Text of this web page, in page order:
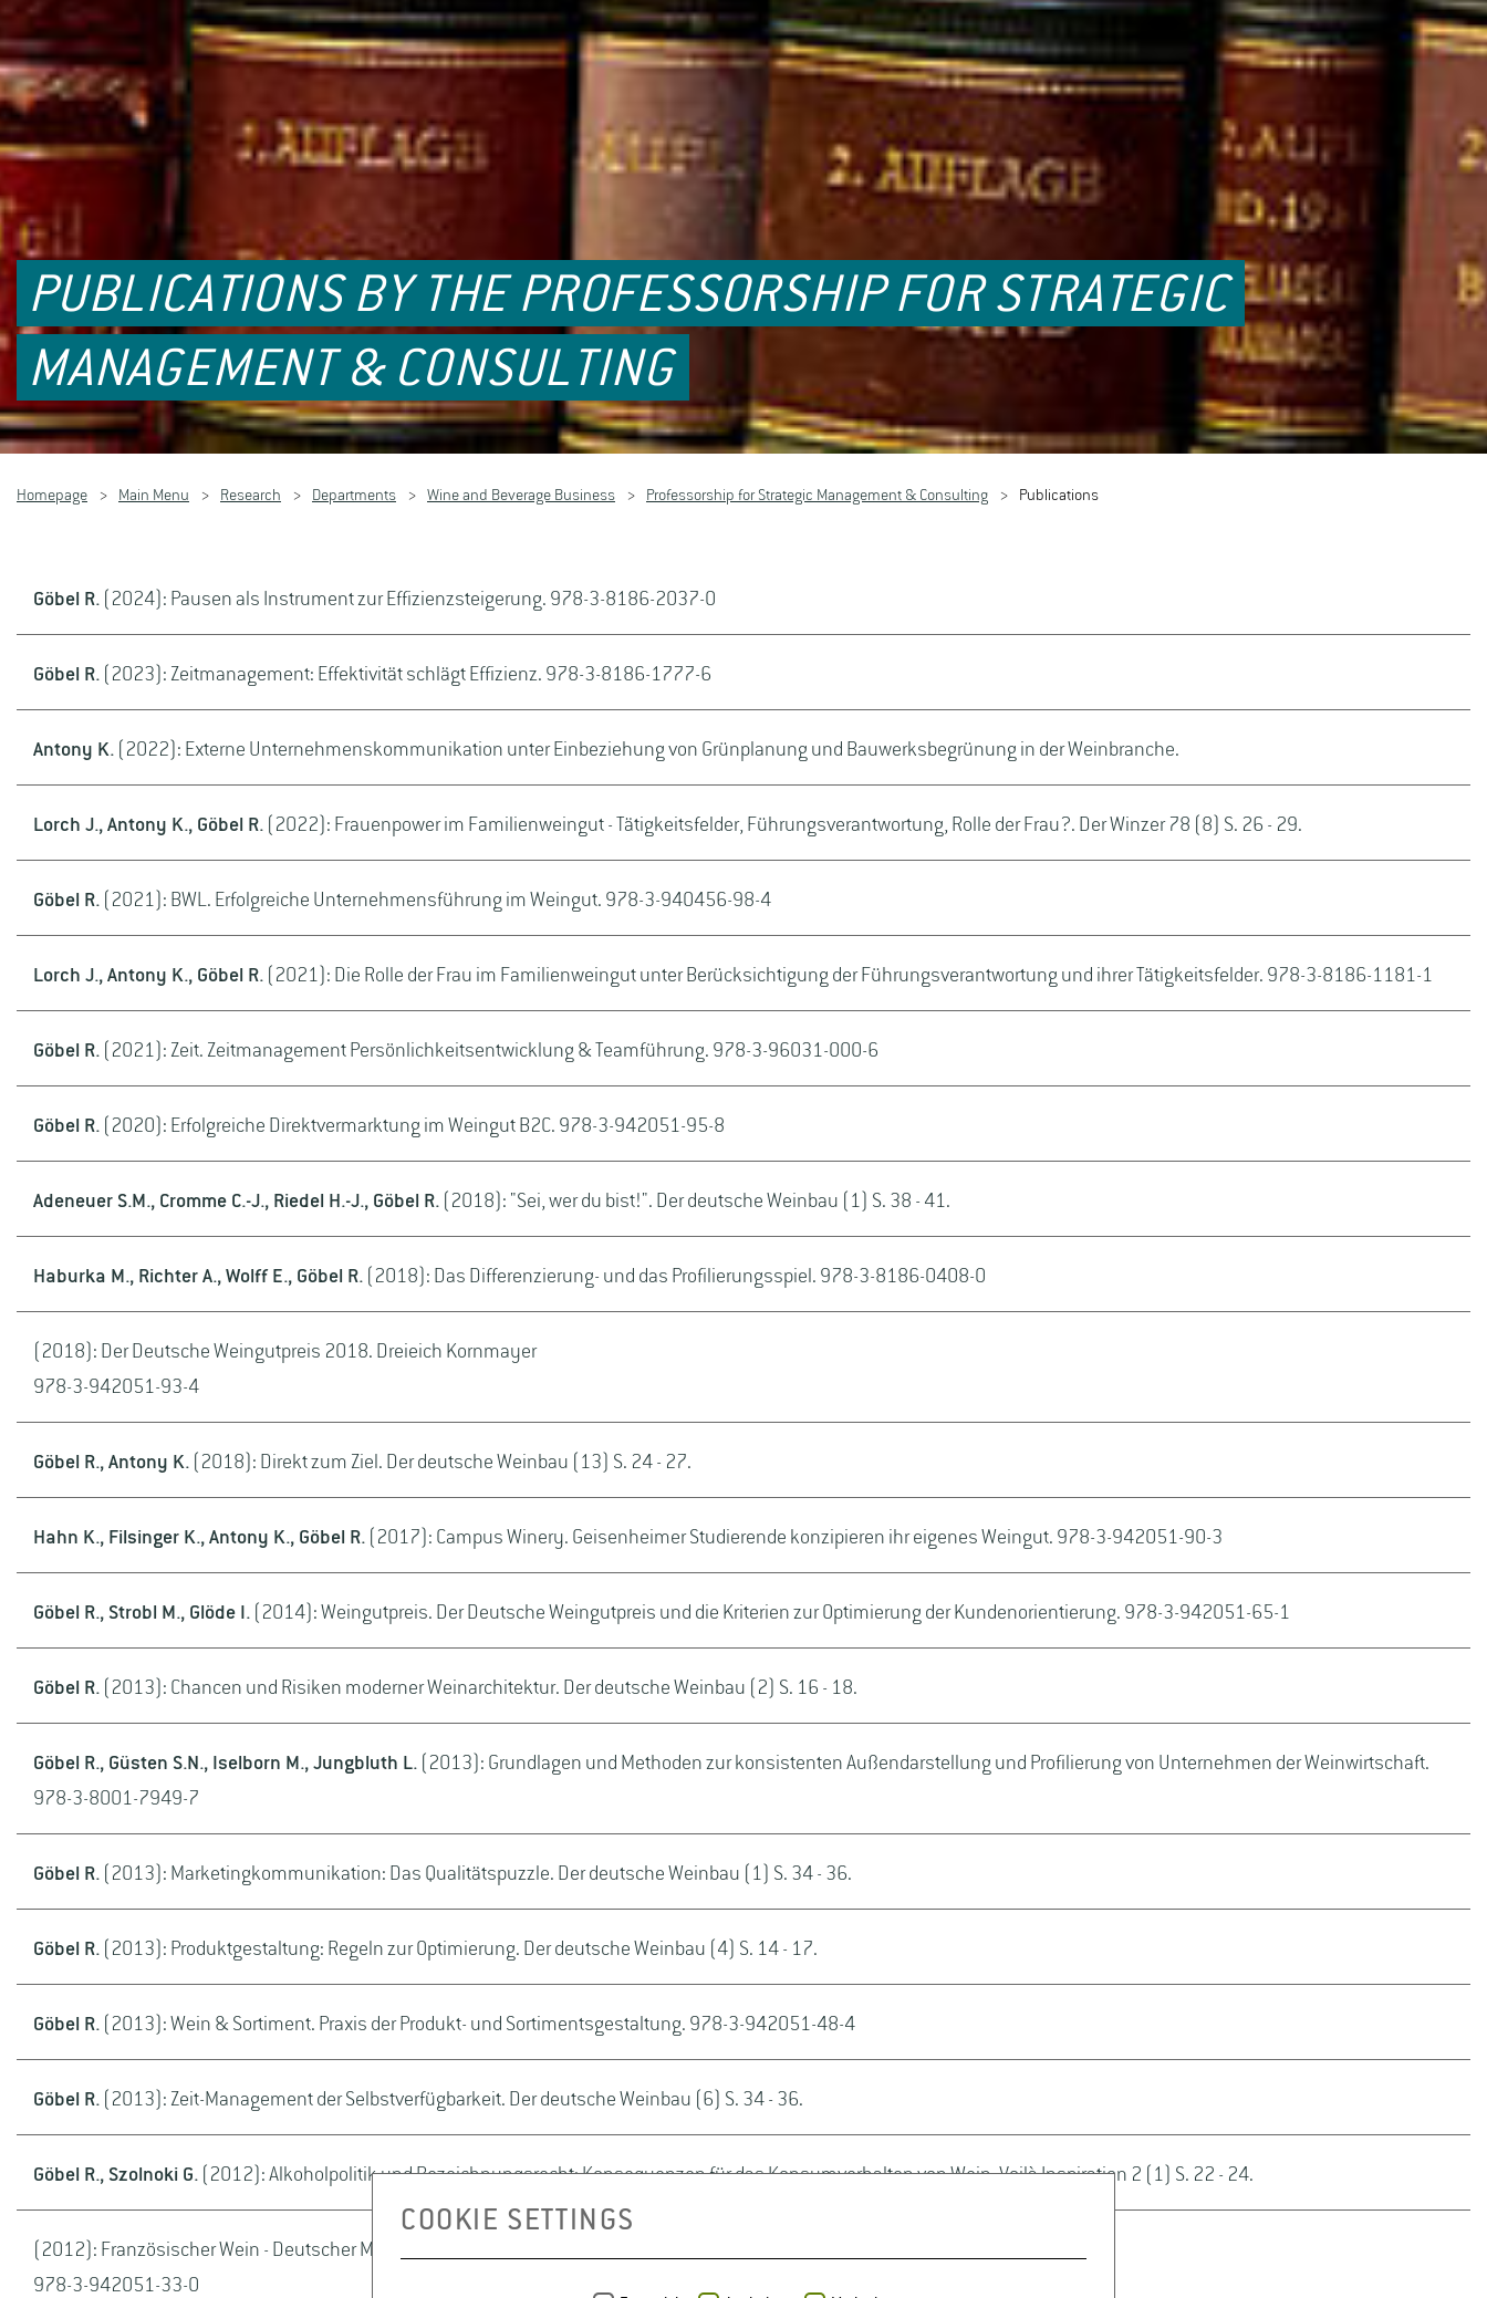
PUBLICATIONS BY THE PROFESSORSHIP FOR STRATEGIC
MANAGEMENT & CONSULTING
Homepage Main Menu Research Departments Wine and Beverage Business Professorship for Strategic Management & Consulting Publications
Göbel R. (2024): Pausen als Instrument zur Effizienzsteigerung. 978-3-8186-2037-0
Göbel R. (2023): Zeitmanagement: Effektivität schlägt Effizienz. 978-3-8186-1777-6
Antony K. (2022): Externe Unternehmenskommunikation unter Einbeziehung von Grünplanung und Bauwerksbegrünung in der Weinbranche.
Lorch J., Antony K., Göbel R. (2022): Frauenpower im Familienweingut - Tätigkeitsfelder, Führungsverantwortung, Rolle der Frau?. Der Winzer 78 (8) S. 26 - 29.
Göbel R. (2021): BWL. Erfolgreiche Unternehmensführung im Weingut. 978-3-940456-98-4
Lorch J., Antony K., Göbel R. (2021): Die Rolle der Frau im Familienweingut unter Berücksichtigung der Führungsverantwortung und ihrer Tätigkeitsfelder. 978-3-8186-1181-1
Göbel R. (2021): Zeit. Zeitmanagement Persönlichkeitsentwicklung & Teamführung. 978-3-96031-000-6
Göbel R. (2020): Erfolgreiche Direktvermarktung im Weingut B2C. 978-3-942051-95-8
Adeneuer S.M., Cromme C.-J., Riedel H.-J., Göbel R. (2018): "Sei, wer du bist!". Der deutsche Weinbau (1) S. 38 - 41.
Haburka M., Richter A., Wolff E., Göbel R. (2018): Das Differenzierung- und das Profilierungsspiel. 978-3-8186-0408-0
(2018): Der Deutsche Weingutpreis 2018. Dreieich Kornmayer
978-3-942051-93-4
Göbel R., Antony K. (2018): Direkt zum Ziel. Der deutsche Weinbau (13) S. 24 - 27.
Hahn K., Filsinger K., Antony K., Göbel R. (2017): Campus Winery. Geisenheimer Studierende konzipieren ihr eigenes Weingut. 978-3-942051-90-3
Göbel R., Strobl M., Glöde I. (2014): Weingutpreis. Der Deutsche Weingutpreis und die Kriterien zur Optimierung der Kundenorientierung. 978-3-942051-65-1
Göbel R. (2013): Chancen und Risiken moderner Weinarchitektur. Der deutsche Weinbau (2) S. 16 - 18.
Göbel R., Güsten S.N., Iselborn M., Jungbluth L. (2013): Grundlagen und Methoden zur konsistenten Außendarstellung und Profilierung von Unternehmen der Weinwirtschaft.
978-3-8001-7949-7
Göbel R. (2013): Marketingkommunikation: Das Qualitätspuzzle. Der deutsche Weinbau (1) S. 34 - 36.
Göbel R. (2013): Produktgestaltung: Regeln zur Optimierung. Der deutsche Weinbau (4) S. 14 - 17.
Göbel R. (2013): Wein & Sortiment. Praxis der Produkt- und Sortimentsgestaltung. 978-3-942051-48-4
Göbel R. (2013): Zeit-Management der Selbstverfügbarkeit. Der deutsche Weinbau (6) S. 34 - 36.
Göbel R., Szolnoki G. (2012): Alkoholpolitik und Bezeichnungsrecht: Konsequenzen für das Konsumverhalten von Wein. Voilà Inspiration 2 (1) S. 22 - 24.
(2012): Französischer Wein - Deutscher Markt / French Wine - German Market. Dreieich Gebrüder Kornmayer
978-3-942051-33-0
COOKIE SETTINGS